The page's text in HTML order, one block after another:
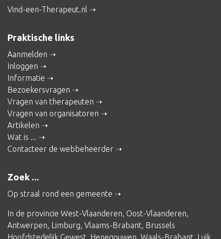
Vind-een-Therapeut.nl
Praktische links
Aanmelden
Inloggen
Informatie
Bezoekersvragen
Vragen van therapeuten
Vragen van organisatoren
Artikelen
Wat is ...
Contacteer de webbeheerder
Zoek ...
Op straal rond een gemeente
In de provincie West-Vlaanderen, Oost-Vlaanderen,
Antwerpen, Limburg, Vlaams-Brabant, Brussels
Hoofdstedelijk Gewest Henegouwen Waals-Brabant Luik